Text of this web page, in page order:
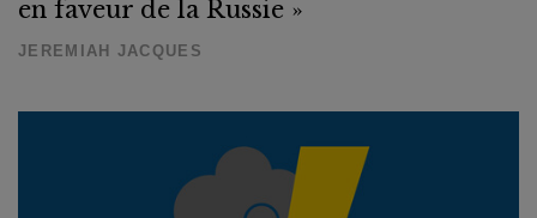
en faveur de la Russie »
JEREMIAH JACQUES